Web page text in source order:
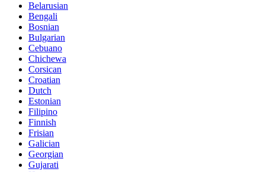
Belarusian
Bengali
Bosnian
Bulgarian
Cebuano
Chichewa
Corsican
Croatian
Dutch
Estonian
Filipino
Finnish
Frisian
Galician
Georgian
Gujarati